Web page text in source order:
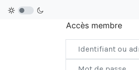
Accès membre
Identifiant ou
Mot de passe